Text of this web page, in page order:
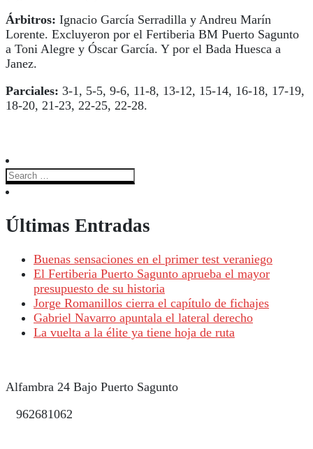
Árbitros: Ignacio García Serradilla y Andreu Marín
Lorente. Excluyeron por el Fertiberia BM Puerto Sagunto
a Toni Alegre y Óscar García. Y por el Bada Huesca a
Janez.
Parciales: 3-1, 5-5, 9-6, 11-8, 13-12, 15-14, 16-18, 17-19,
18-20, 21-23, 22-25, 22-28.
Últimas Entradas
Buenas sensaciones en el primer test veraniego
El Fertiberia Puerto Sagunto aprueba el mayor
presupuesto de su historia
Jorge Romanillos cierra el capítulo de fichajes
Gabriel Navarro apuntala el lateral derecho
La vuelta a la élite ya tiene hoja de ruta
Alfambra 24 Bajo Puerto Sagunto
962681062